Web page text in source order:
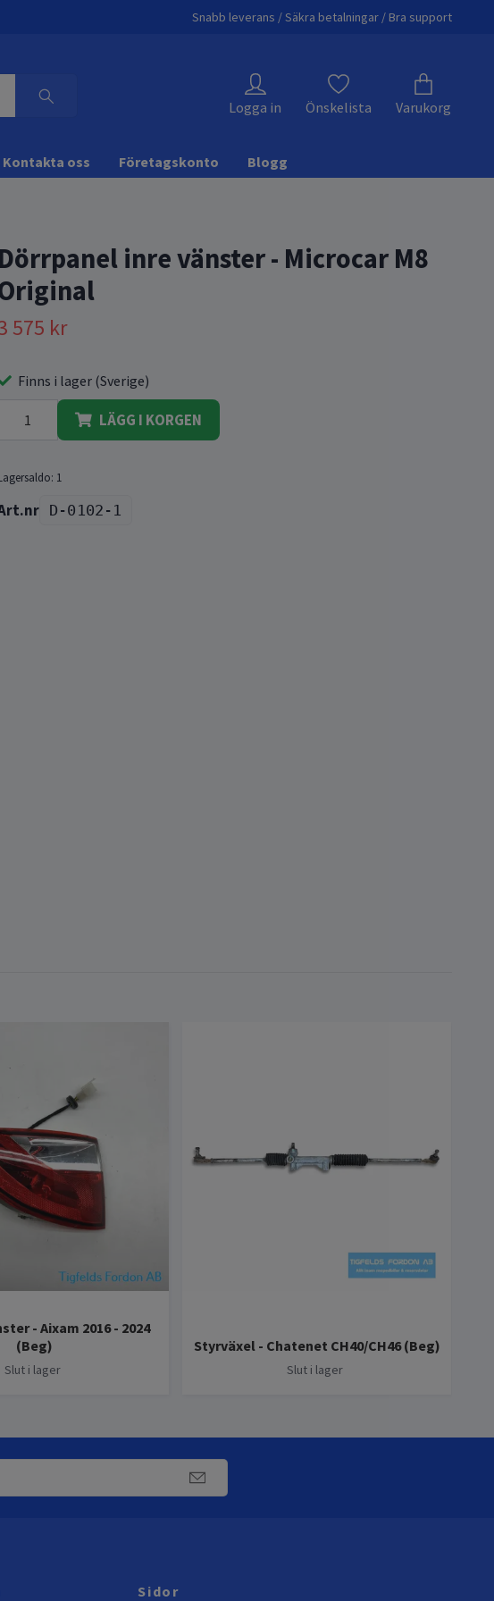
Snabb leverans / Säkra betalningar / Bra support
Logga in Önskelista Varukorg
Kontakta oss Företagskonto Blogg
Dörrpanel inre vänster - Microcar M8
575 kr
Finns i lager (Sverige)
LÄGG I KORGEN
1
D-0102-1
- Aixam 2016 - 2024
(Beg)
Slut i lager
Styrväxel - Chatenet CH40/CH46 (Beg)
Slut i lager
Sidor